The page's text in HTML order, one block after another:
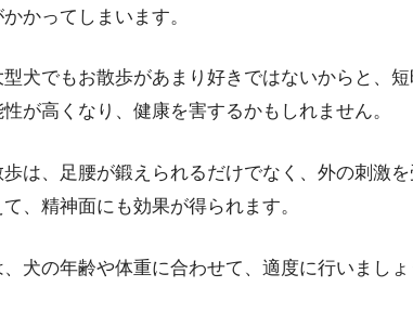
かってしまいます。
犬でもお散歩があまり好きではないからと、
が高くなり、健康を害するかもしれません。
は、足腰が鍛えられるだけでなく、外の刺激
、精神面にも効果が得られます。
犬の年齢や体重に合わせて、適度に行いましょ